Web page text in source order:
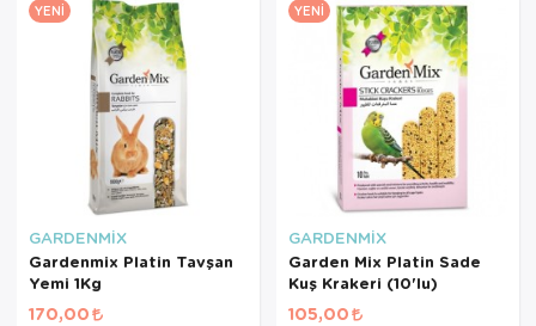
YENI
GARDENMİX
Gardenmix Platin Tavşan
Yemi 1Kg
170,00
YENI
GARDENMİX
Garden Mix Platin Sade
Kuş Krakeri (10'lu)
105,00